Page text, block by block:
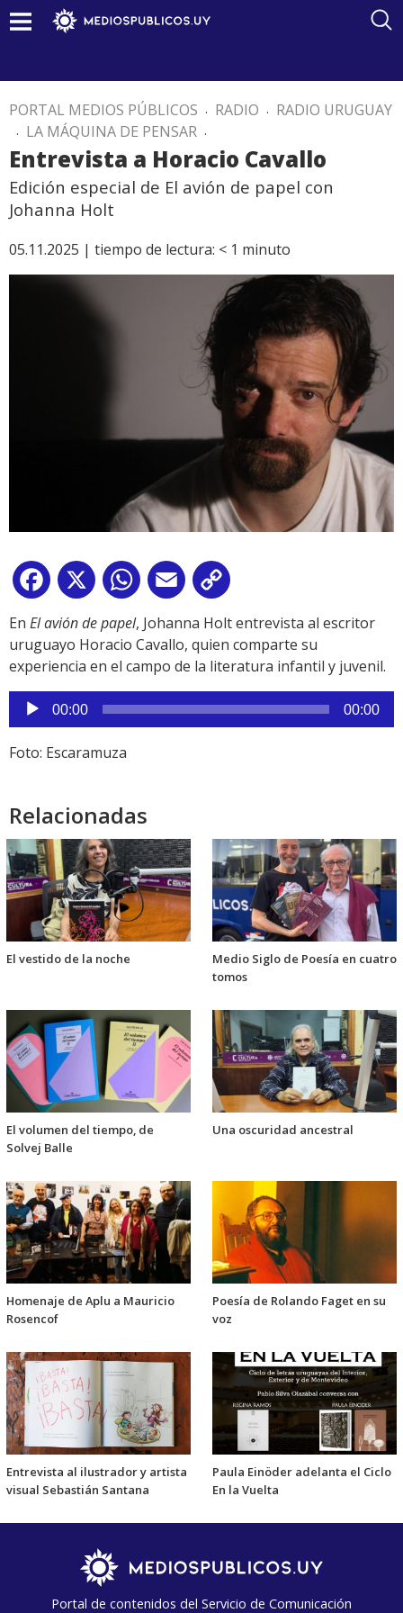
PORTAL MEDIOS PÚBLICOS . RADIO . RADIO URUGUAY
. LA MÁQUINA DE PENSAR .
Entrevista a Horacio Cavallo
Edición especial de El avión de papel con
Johanna Holt
05.11.2025 | tiempo de lectura: < 1 minuto
Facebook
X WhatsApp
Email
Link
En El avión de papel, Johanna Holt entrevista al escritor
uruguayo Horacio Cavallo, quien comparte su
experiencia en el campo de la literatura infantil y juvenil.
Reproductor
de
audio
00:00 00:00
Foto: Escaramuza
Relacionadas
El vestido de la noche
Medio Siglo de Poesía en cuatro
tomos
El volumen del tiempo, de
Solvej Balle
Una oscuridad ancestral
Homenaje de Aplu a Mauricio
Rosencof
Poesía de Rolando Faget en su
voz
Entrevista al ilustrador y artista
visual Sebastián Santana
Paula Einöder adelanta el Ciclo
En la Vuelta
Portal de contenidos del Servicio de Comunicación